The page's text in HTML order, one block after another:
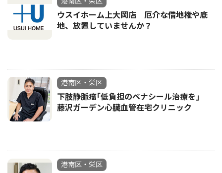
ウスイホーム上大岡店 厄介な借地権や底
地、放置していませんか？
港南区・栄区
下肢静脈瘤｢低負担のベナシール治療を｣
藤沢ガーデン心臓血管在宅クリニック
港南区・栄区